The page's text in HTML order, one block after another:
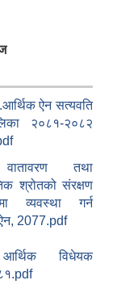
ऐन सत्यवति
२०८१-२०८२
वातावरण तथा
श्रोतको संरक्षण
व्यवस्था गर्न
2077.pdf
आर्थिक विधेयक